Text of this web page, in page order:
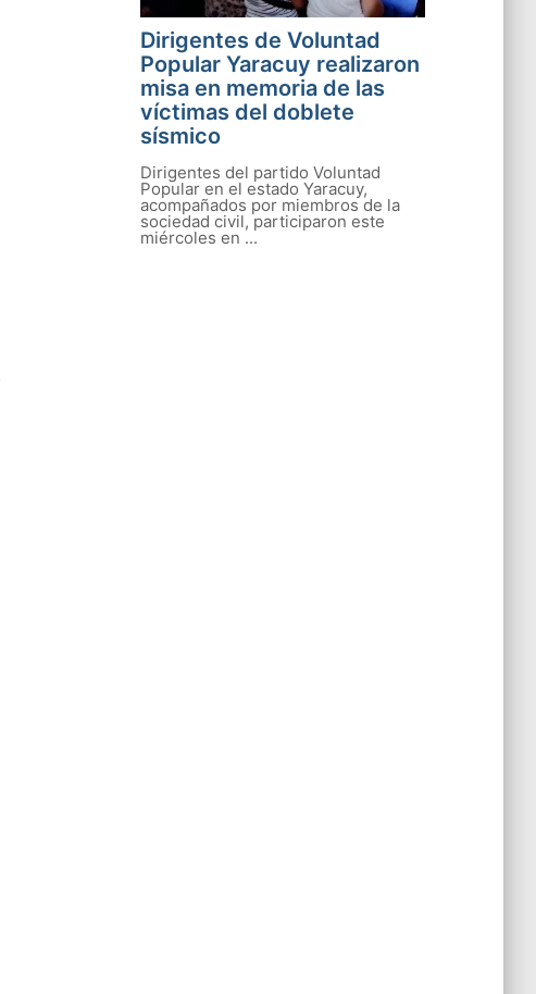
Dirigentes de Voluntad
Popular Yaracuy realizaron
misa en memoria de las
víctimas del doblete
sísmico
Dirigentes del partido Voluntad
Popular en el estado Yaracuy,
acompañados por miembros de la
sociedad civil, participaron este
miércoles en ...